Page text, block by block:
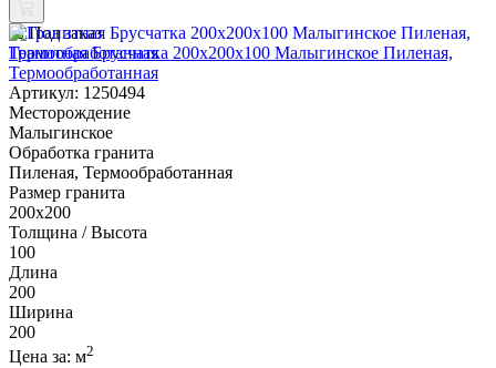
Под заказ
Гранитная Брусчатка 200х200x100 Малыгинское Пиленая,
Термообработанная
Артикул: 1250494
Месторождение
Малыгинское
Обработка гранита
Пиленая, Термообработанная
Размер гранита
200х200
Толщина / Высота
100
Длина
200
Ширина
200
Цена за: м2